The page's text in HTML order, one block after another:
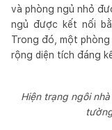
và phòng ngủ nhỏ
ngủ được kết nối
Trong đó, một
rộng diện tích đáng
Hiện trạng ngôi